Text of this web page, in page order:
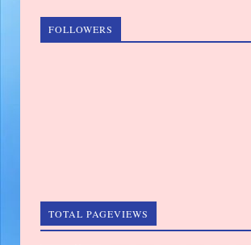
FOLLOWERS
TOTAL PAGEVIEWS